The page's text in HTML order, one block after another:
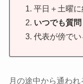
平日＋土曜
いつでも質
代表が傍で
月の途中から通わ